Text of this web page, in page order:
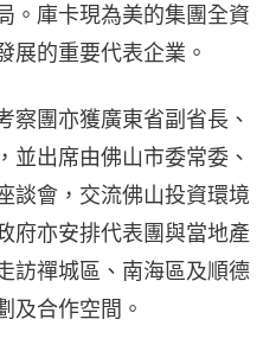
。庫卡現為美的集團全資
展的重要代表企業。
察團亦獲廣東省副省長、
並出席由佛山市委常委、
談會，交流佛山投資環境
府亦安排代表團與當地產
訪禪城區、南海區及順德
及合作空間。